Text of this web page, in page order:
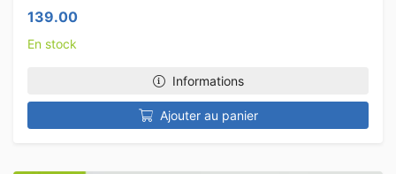
139.00
En stock
Informations
Ajouter au panier